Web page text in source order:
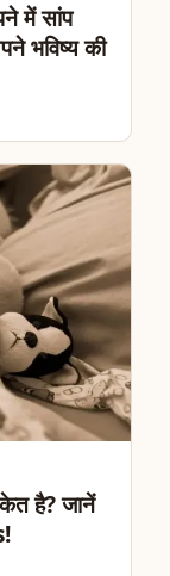
में सांप
भविष्य की
है? जानें